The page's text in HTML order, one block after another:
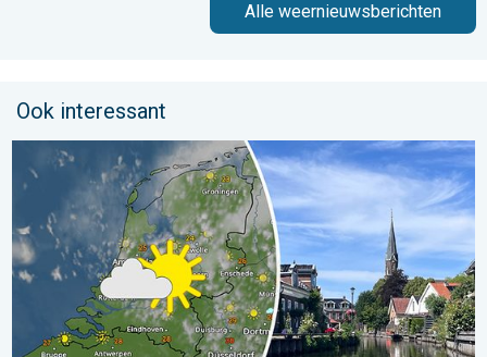
Alle weernieuwsberichten
Ook interessant
Fraai zomerweer om eropuit te trekken. Weekendweer. . .